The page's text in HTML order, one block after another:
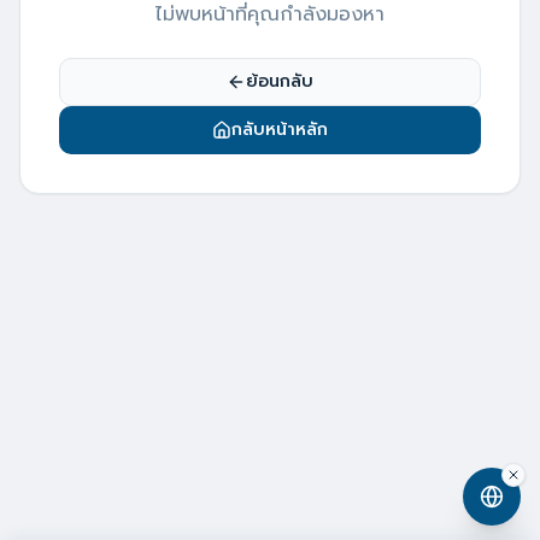
ไม่พบหน้าที่คุณกำลังมองหา
ย้อนกลับ
กลับหน้าหลัก